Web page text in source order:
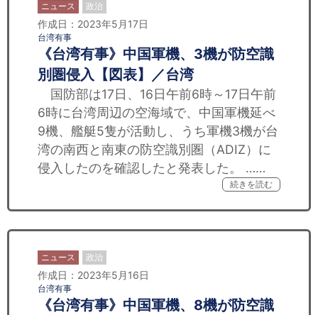
ニュース 政治
作成日：2023年5月17日
台湾有事
《台湾有事》中国軍機、3機が防空識
別圏侵入【図表】／台湾
国防部は17日、16日午前6時～17日午前
6時に台湾周辺の空海域で、中国軍機延べ
9機、艦艇5隻が活動し、うち軍機3機が台
湾の南西と南東の防空識別圏（ADIZ）に
侵入したのを確認したと発表した。 ……
続きを読む
ニュース 政治
作成日：2023年5月16日
台湾有事
《台湾有事》中国軍機、8機が防空識